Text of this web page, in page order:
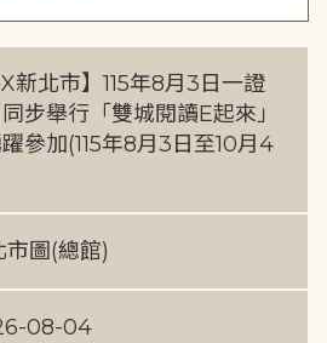
新北市】115年8月3日一證
步舉行「雙城閱讀E起來」
參加(115年8月3日至10月4
市圖(總館)
08-04